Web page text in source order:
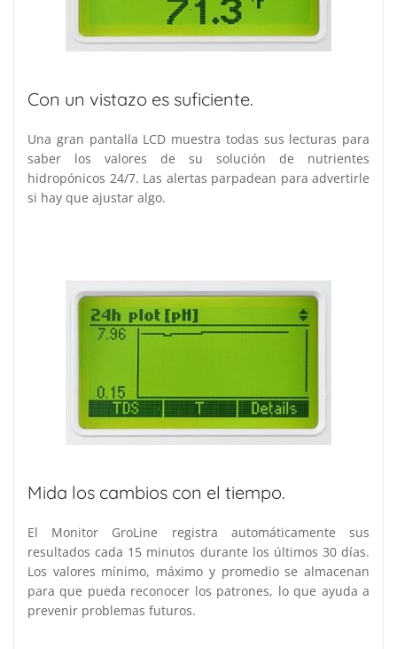
Con un vistazo es suficiente.
Una gran pantalla LCD muestra todas sus lecturas para
saber los valores de su solución de nutrientes
hidropónicos 24/7. Las alertas parpadean para advertirle
si hay que ajustar algo.
Mida los cambios con el tiempo.
El Monitor GroLine registra automáticamente sus
resultados cada 15 minutos durante los últimos 30 días.
Los valores mínimo, máximo y promedio se almacenan
para que pueda reconocer los patrones, lo que ayuda a
prevenir problemas futuros.